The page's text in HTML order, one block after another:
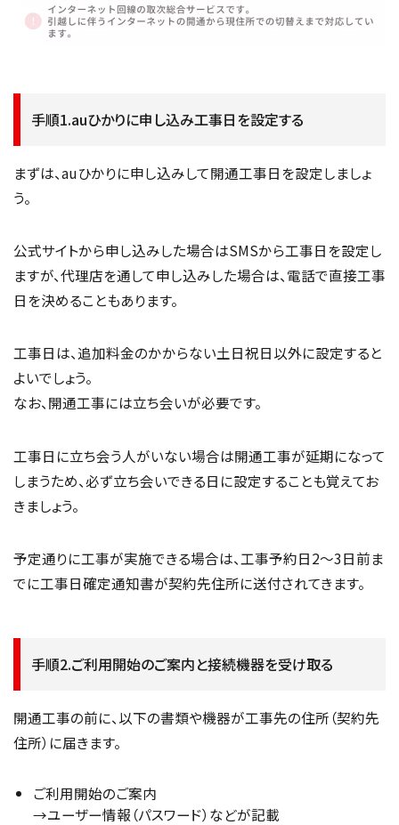
手順1.auひかりに申し込み工事日を設定する
まずは、auひかりに申し込みして開通工事日を設定しましょ
う。
公式サイトから申し込みした場合はSMSから工事日を設定し
ますが、代理店を通して申し込みした場合は、電話で直接工事
日を決めることもあります。
工事日は、追加料金のかからない土日祝日以外に設定すると
よいでしょう。
なお、開通工事には立ち会いが必要です。
工事日に立ち会う人がいない場合は開通工事が延期になって
しまうため、必ず立ち会いできる日に設定することも覚えてお
きましょう。
予定通りに工事が実施できる場合は、工事予約日2～3日前ま
でに工事日確定通知書が契約先住所に送付されてきます。
手順2.ご利用開始のご案内と接続機器を受け取る
開通工事の前に、以下の書類や機器が工事先の住所（契約先
住所）に届きます。
ご利用開始のご案内
→ユーザー情報（パスワード）などが記載